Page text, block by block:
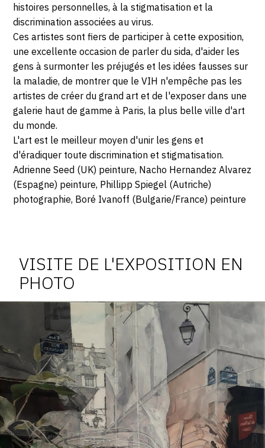
histoires personnelles, à la stigmatisation et la
discrimination associées au virus.
Ces artistes sont fiers de participer à cette exposition,
une excellente occasion de parler du sida, d'aider les
gens à surmonter les préjugés et les idées fausses sur
la maladie, de montrer que le VIH n'empêche pas les
artistes de créer du grand art et de l'exposer dans une
galerie haut de gamme à Paris, la plus belle ville d'art
du monde.
L'art est le meilleur moyen d'unir les gens et
d'éradiquer toute discrimination et stigmatisation.
Adrienne Seed (UK) peinture, Nacho Hernandez Alvarez
(Espagne) peinture, Phillipp Spiegel (Autriche)
photographie, Boré Ivanoff (Bulgarie/France) peinture
l'exposition
VISITE DE L'EXPOSITION EN
PHOTO